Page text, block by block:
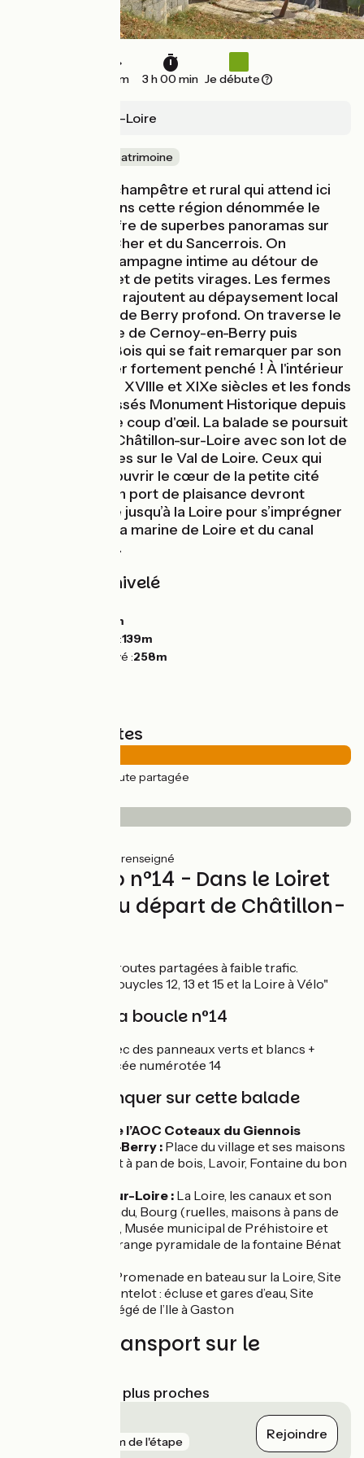
33 km 3 h 00 min Je débute
Châtillon-sur-Loire
Nature & petit patrimoine
C’est un Loiret champêtre et rural qui attend ici
les cyclistes, dans cette région dénommée le
Pays fort qui offre de superbes panoramas sur
les collines du Cher et du Sancerrois. On
découvre une campagne intime au détour de
chemins creux et de petits virages. Les fermes
d’élevage bovin rajoutent au dépaysement local
une impression de Berry profond. On traverse le
charmant village de Cernoy-en-Berry puis
Pierrefitte-ès-Bois qui se fait remarquer par son
église au clocher fortement penché ! À l'intérieur
les peintures du XVIIIe et XIXe siècles et les fonds
baptismaux classés Monument Historique depuis
1969 méritent le coup d'œil. La balade se poursuit
pour atteindre Châtillon-sur-Loire avec son lot de
vues imprenables sur le Val de Loire. Ceux qui
souhaitent découvrir le cœur de la petite cité
ligérienne et son port de plaisance devront
traverser la ville jusqu’à la Loire pour s’imprégner
de l’histoire de la marine de Loire et du canal
latéral à la Loire.
Pentes et dénivelé
231m
Point le plus bas :139m
Point le plus élevé :258m
Types de routes
(100%) Route partagée
(76%) Non renseigné
Circuit vélo n°14 - Dans le Loiret
bocager au départ de Châtillon-
Boucle à vélo sur routes partagées à faible trafic.
Liaison avec les bouycles 12, 13 et 15 et la Loire à Vélo"
Balisage de la boucle n°14
Boucle balisée avec des panneaux verts et blancs +
pastille bleue foncée numérotée 14
À ne pas manquer sur cette balade
Vignoble de l’AOC Coteaux du Giennois
Cernoy-en-Berry : Place du village et ses maisons
en briques et à pan de bois, Lavoir, Fontaine du bon
Châtillon-sur-Loire : La Loire, les canaux et son
pont suspendu, Bourg (ruelles, maisons à pans de
bois, lavoirs), Musée municipal de Préhistoire et
d’Histoire, Grange pyramidale de la fontaine Bénat
l’extérieur), Promenade en bateau sur la Loire, Site
classé de Mantelot : écluse et gares d’eau, Site
naturel protégé de l’Ile à Gaston
Trains et transport sur le
Gares SNCF les plus proches
6 km de l'étape Rejoindre